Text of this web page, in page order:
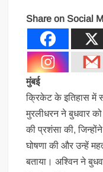
Share on Social
मुंबई
क्रिकेट के इतिहास में
मुरलीधरन ने बुधवार
की प्रशंसा की,
घोषणा की और उन्हें
बताया। अश्विन ने